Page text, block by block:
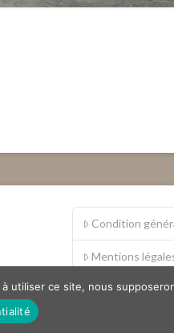
Condition
Mentions
S.A.V.
utiliser ce site, nous